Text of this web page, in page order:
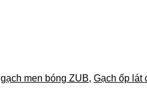
gạch men bóng ZUB, Gạch ốp lát